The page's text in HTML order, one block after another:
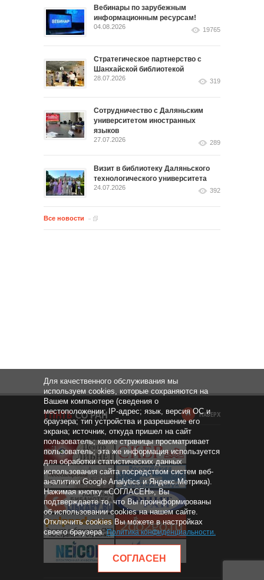
Вебинары по зарубежным
информационным ресурсам!
04.08.2026 19765
Стратегическое партнерство с
Шанхайской библиотекой
28.07.2026 319
Сотрудничество с Даляньским
университетом иностранных
языков
27.07.2026 289
Визит в библиотеку Даляньского
технологического университета
24.07.2026 392
Все новости
НАВЕРХ
Для качественного обслуживания мы
используем cookies, которые сохраняются на
Вашем компьютере (сведения о
местоположении; IP-адрес; язык, версия ОС и
браузера; тип устройства и разрешение его
экрана; источник, откуда пришел на сайт
пользователь; какие страницы просматривает
пользователь; эта же информация используется
для обработки статистических данных
использования сайта посредством систем веб-
аналитики Google Analytics и Яндекс.Метрика).
Нажимая кнопку «СОГЛАСЕН», Вы
подтверждаете то, что Вы проинформированы
об использовании cookies на нашем сайте.
Отключить cookies Вы можете в настройках
своего браузера.Политика конфиденциальности.
СОГЛАСЕН